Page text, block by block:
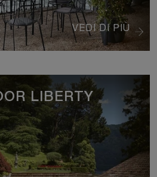
VEDI DI PIÙ
LIBERTY